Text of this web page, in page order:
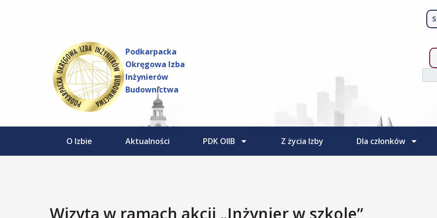
Podkarpacka
Okręgowa Izba
Inżynierów
Budownictwa
O Izbie Aktualności PDK OIIB Z życia Izby Dla członków
Wizyta w ramach akcji „Inżynier w szkole”